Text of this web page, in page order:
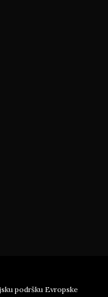
podršku Evropske